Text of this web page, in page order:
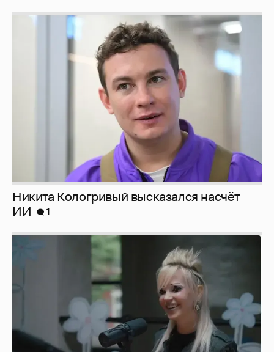
Никита Кологривый высказался насчёт
Певица Глюкоза рассказала о съёмках для
эротического журнала
3